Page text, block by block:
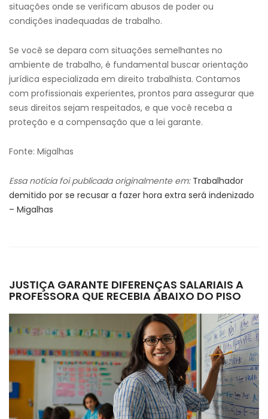
situações onde se verificam abusos de poder ou
condições inadequadas de trabalho.
Se você se depara com situações semelhantes no
ambiente de trabalho, é fundamental buscar orientação
jurídica especializada em direito trabalhista. Contamos
com profissionais experientes, prontos para assegurar que
seus direitos sejam respeitados, e que você receba a
proteção e a compensação que a lei garante.
Fonte: Migalhas
Essa notícia foi publicada originalmente em: Trabalhador
demitido por se recusar a fazer hora extra será indenizado
– Migalhas
JUSTIÇA GARANTE DIFERENÇAS SALARIAIS A
PROFESSORA QUE RECEBIA ABAIXO DO PISO